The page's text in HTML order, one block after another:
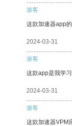
游客
这款加速器app
2024-03-31
游客
这款app是我学
2024-03-31
游客
这款加速器VPM